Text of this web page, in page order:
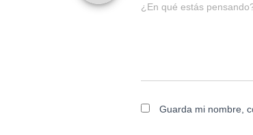
¿En qué estás
Guarda mi nombre,